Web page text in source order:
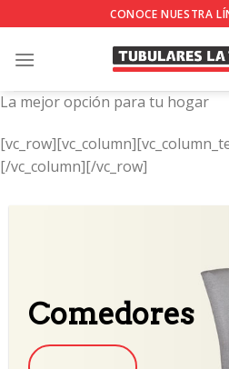
to
content
CONOCE NUESTRA
La mejor opción para tu hogar
[/vc_column][/vc_row]
Comedores